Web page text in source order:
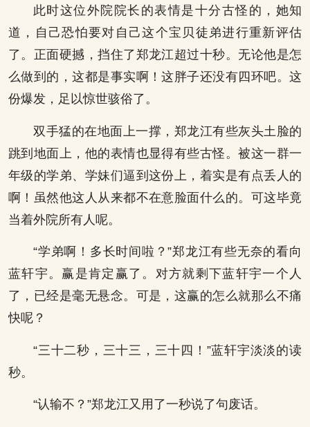
此时这位外院院长的表情是十分古怪的，她知
道，自己恐怕要对自己这个宝贝徒弟进行重新评估
了。正面硬撼，挡住了郑龙江超过十秒。无论他是怎
么做到的，这都是事实啊！这胖子还没有四环吧。这
份爆发，足以惊世骇俗了。
双手猛的在地面上一撑，郑龙江有些灰头土脸的
跳到地面上，他的表情也显得有些古怪。被这一群一
年级的学弟、学妹们逼到这份上，着实是有点丢人的
啊！虽然他这人从来都不在意脸面什么的。可这毕竟
当着外院所有人呢。
“学弟啊！多长时间啦？”郑龙江有些无奈的看向
蓝轩宇。赢是肯定赢了。对方就剩下蓝轩宇一个人
了，已经是毫无悬念。可是，这赢的怎么就那么不痛
快呢？
“三十二秒，三十三，三十四！”蓝轩宇淡淡的读
秒。
“认输不？”郑龙江又用了一秒说了句废话。